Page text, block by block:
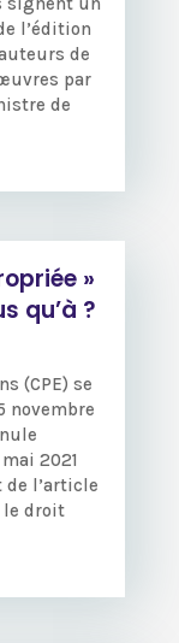
l’édition
de
par
de
»
qu’à ?
(CPE) se
novembre
2021
l’article
le droit